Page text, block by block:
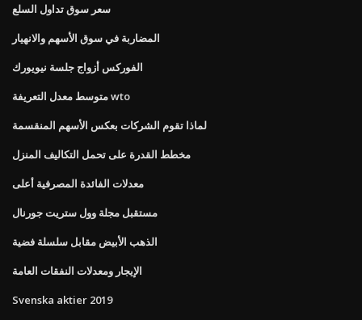
سعر سوق تداول السلع
المضاربة في سوق الأسهم والانهيار
الفوركس أزواج جلسة نيويورك
متوسط ​​معدل التعريفة wto
لماذا تقوم الشركات بعكس الأسهم المنقسمة
مخطط القدرة على تحمل التكاليف المنزل
معدلات الفائدة المصرفية أعلى
مستقبل مجلة وول ستريت جورنال
الذهب الأبيض مقابل سلسلة فضية
الإيجار ومعدلات النفقات العامة
Svenska aktier 2019